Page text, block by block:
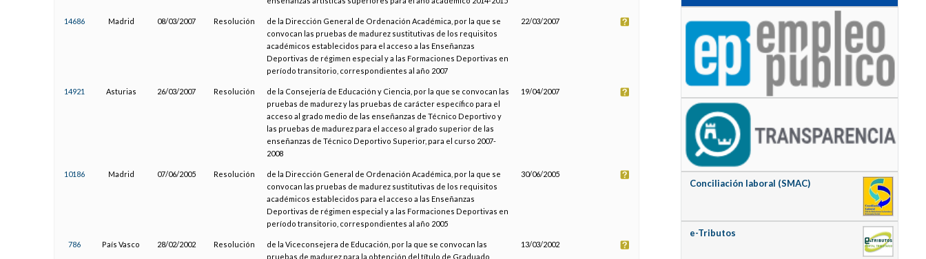
14686 Madrid 08/03/2007 Resolución
de la Dirección General de Ordenación Académica, por la que se
convocan las pruebas de madurez sustitutivas de los requisitos
académicos establecidos para el acceso a las Enseñanzas
Deportivas de régimen especial y a las Formaciones Deportivas en
período transitorio, correspondientes al año 2007
22/03/2007
14921 Asturias 26/03/2007 Resolución
de la Consejería de Educación y Ciencia, por la que se convocan las
pruebas de madurez y las pruebas de carácter específico para el
acceso al grado medio de las enseñanzas de Técnico Deportivo y
las pruebas de madurez para el acceso al grado superior de las
enseñanzas de Técnico Deportivo Superior, para el curso 2007-
2008
19/04/2007
10186 Madrid 07/06/2005 Resolución
de la Dirección General de Ordenación Académica, por la que se
convocan las pruebas de madurez sustitutivas de los requisitos
académicos establecidos para el acceso a las Enseñanzas
Deportivas de régimen especial y a las Formaciones Deportivas en
período transitorio, correspondientes al año 2005
30/06/2005
786 País Vasco 28/02/2002 Resolución
de la Viceconsejera de Educación, por la que se convocan las
pruebas de madurez para la obtención del título de Graduado
13/03/2002
Conciliación laboral (SMAC)
e-Tributos